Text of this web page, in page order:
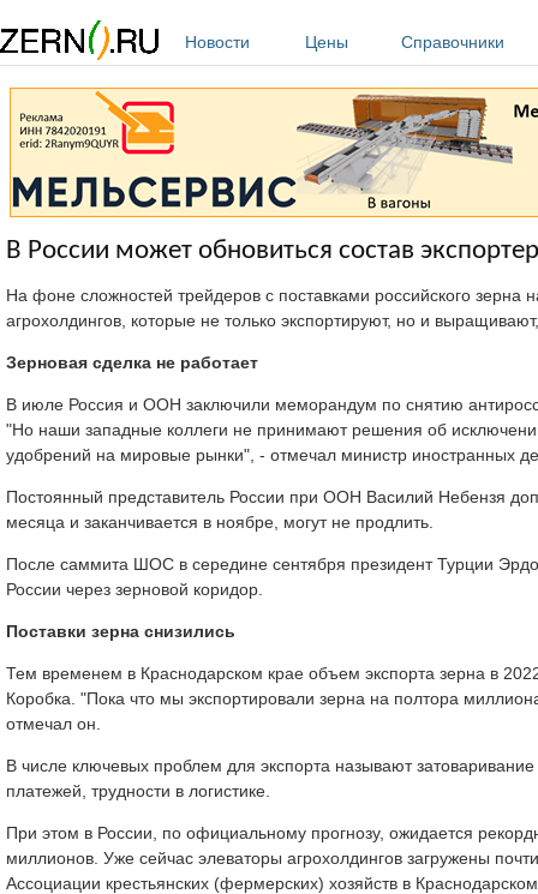
Новости
Цены Справочники
В России может обновиться состав
На фоне сложностей трейдеров с поставками российского
агрохолдингов, которые не только экспортируют, но и
Зерновая сделка не работает
В июле Россия и ООН заключили меморандум по снятию
"Но наши западные коллеги не принимают решения об
удобрений на мировые рынки", - отмечал министр иностранных
Постоянный представитель России при ООН Василий Небензя
месяца и заканчивается в ноябре, могут не продлить.
После саммита ШОС в середине сентября президент Турции
России через зерновой коридор.
Поставки зерна снизились
Тем временем в Краснодарском крае объем экспорта зерна в
Коробка. "Пока что мы экспортировали зерна на полтора
отмечал он.
В числе ключевых проблем для экспорта называют
платежей, трудности в логистике.
При этом в России, по официальному прогнозу, ожидается
миллионов. Уже сейчас элеваторы агрохолдингов загружены
Ассоциации крестьянских (фермерских) хозяйств в